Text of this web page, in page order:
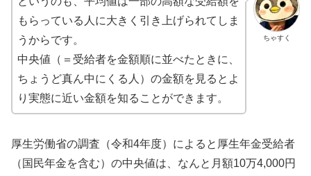
ちゃすく
もらっている人に大きく引き上げられてしま
うからです。
中央値（＝受給者を金額順に並べたときに、
ちょうど真ん中にくる人）の金額を見るとよ
り実態に近い金額を知ることができます。
厚生労働省の調査（令和4年度）によると厚生年金受給者
（国民年金を含む）の中央値は、なんと月額10万4,000円